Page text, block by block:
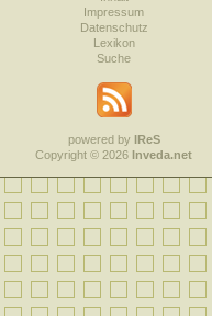
Impressum
Datenschutz
Lexikon
Suche
powered by IReS
Copyright © 2026 Inveda.net